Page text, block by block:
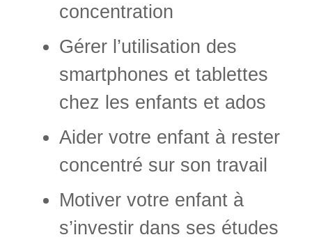
concentration
Gérer l’utilisation des
smartphones et tablettes
chez les enfants et ados
Aider votre enfant à rester
concentré sur son travail
Motiver votre enfant à
s’investir dans ses études